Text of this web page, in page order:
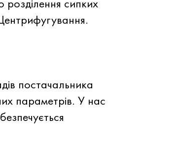
розділення сипких
постачальника
параметрів. У нас